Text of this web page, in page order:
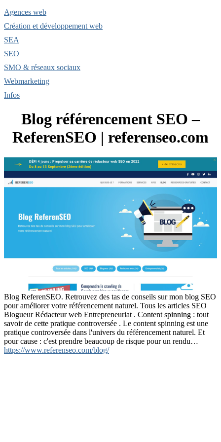
Agences web
Création et développement web
SEA
SEO
SMO & réseaux sociaux
Webmarketing
Infos
Blog référencement SEO –
ReferenSEO | referenseo.com
Blog ReferenSEO. Retrouvez des tas de conseils sur mon blog SEO
pour améliorer votre référencement naturel. Tous les articles SEO
Blogueur Rédacteur web Entrepreneuriat . Content spinning : tout
savoir de cette pratique controversée . Le content spinning est une
pratique controversée dans l'univers du référencement naturel. Et
pour cause : c'est prendre beaucoup de risque pour un rendu…
https://www.referenseo.com/blog/